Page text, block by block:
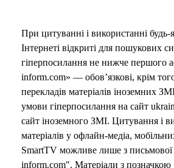
При цитуванні і використанні будь-
Інтернеті відкриті для пошукових
гіперпосилання не нижче першого
inform.com» — обов’язкові, крім
перекладів матеріалів іноземних
умови гіперпосилання на сайт
сайт іноземного ЗМІ. Цитування і
матеріалів у офлайн-медіа,
SmartTV можливе лише з
inform.com". Матеріали з позначкою